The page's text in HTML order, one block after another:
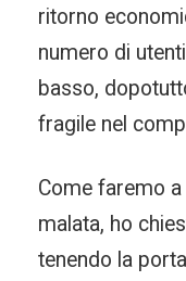
ritorno
numero di
basso,
fragile nel
Come faremo
malata, ho
tenendo la